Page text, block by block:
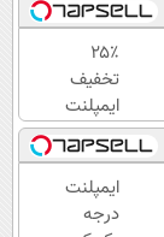
۲۵٪
تخفیف
ایمپلنت
تا پایان
جشنواره
🎁
ایمپلنت
درجه